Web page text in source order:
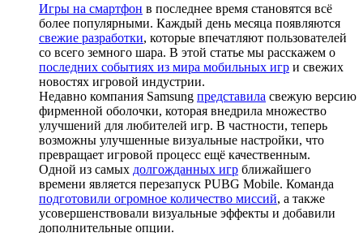
Игры на смартфон в последнее время становятся всё
более популярными. Каждый день месяца появляются
свежие разработки, которые впечатляют пользователей
со всего земного шара. В этой статье мы расскажем о
последних событиях из мира мобильных игр и свежих
новостях игровой индустрии.
Недавно компания Samsung представила свежую версию
фирменной оболочки, которая внедрила множество
улучшений для любителей игр. В частности, теперь
возможны улучшенные визуальные настройки, что
превращает игровой процесс ещё качественным.
Одной из самых долгожданных игр ближайшего
времени является перезапуск PUBG Mobile. Команда
подготовили огромное количество миссий, а также
усовершенствовали визуальные эффекты и добавили
дополнительные опции.